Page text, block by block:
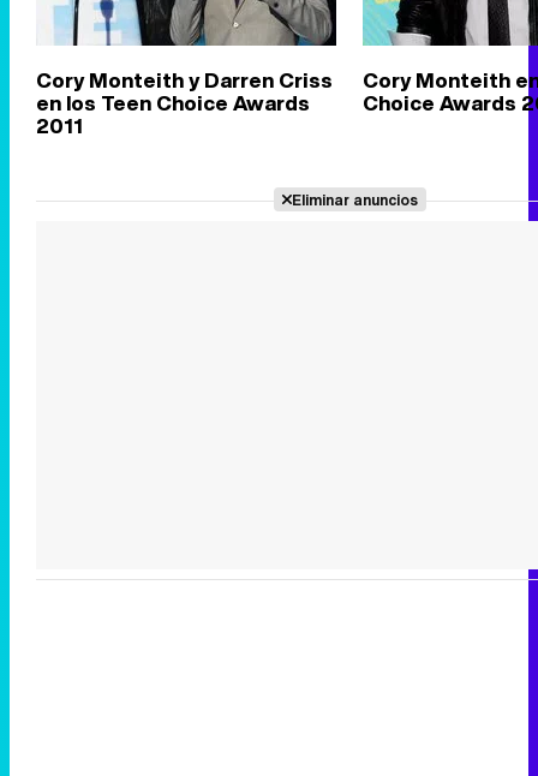
Cory Monteith y Darren Criss
en los Teen Choice Awards
2011
Cory Monteith
Choice Awards
Eliminar anuncios